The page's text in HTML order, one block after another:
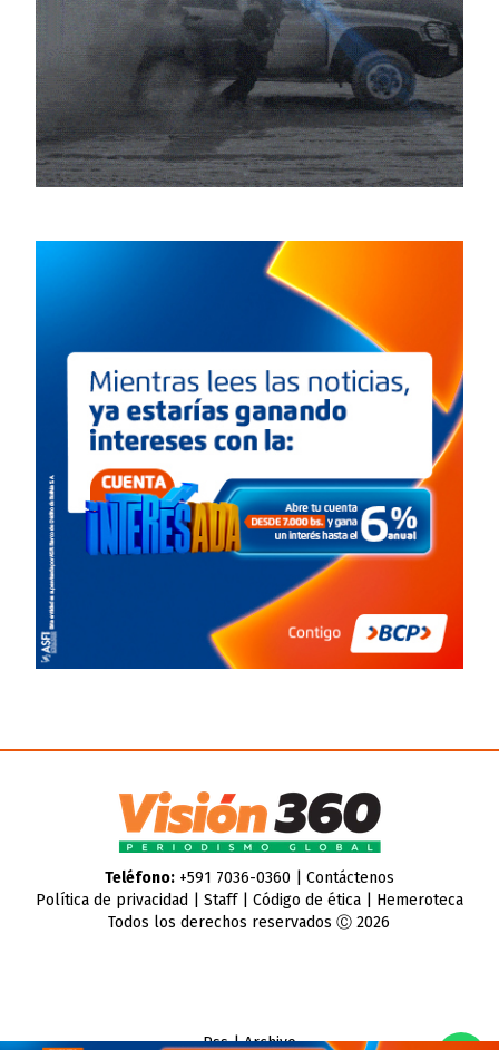
Teléfono:+591 7036-0360 | Contáctenos
Política de privacidad
Staff| Código de ética| Hemeroteca
Todos los derechos reservados Ⓒ 2026
Rss|Archivo